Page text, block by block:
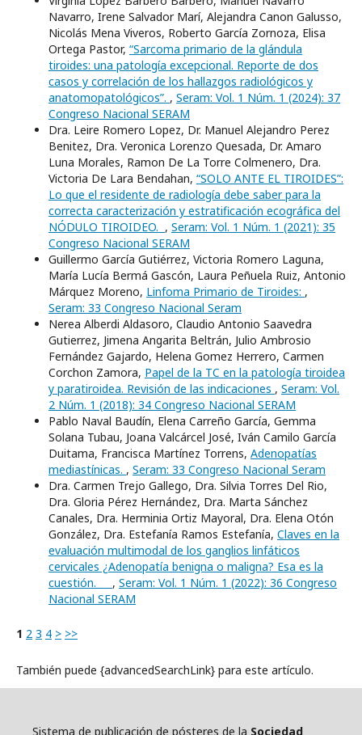
Navarro, Irene Salvador Marí, Alejandra Canon Galusso,
Nicolás Mena Viveros, Roberto García Zornoza, Elisa
Ortega Pastor, “Sarcoma primario de la glándula
tiroides: una patología excepcional. Reporte de dos
casos y correlación de los hallazgos radiológicos y
anatomopatológicos”. , Seram: Vol. 1 Núm. 1 (2024): 37
Congreso Nacional SERAM
Dra. Leire Romero Lopez, Dr. Manuel Alejandro Perez
Benitez, Dra. Veronica Lorenzo Quesada, Dr. Amaro
Luna Morales, Ramon De La Torre Colmenero, Dra.
Victoria De Lara Bendahan, “SOLO ANTE EL TIROIDES”:
Lo que el residente de radiología debe saber para la
correcta caracterización y estratificación ecográfica del
NÓDULO TIROIDEO. , Seram: Vol. 1 Núm. 1 (2021): 35
Congreso Nacional SERAM
Guillermo García Gutiérrez, Victoria Romero Laguna,
María Lucía Bermá Gascón, Laura Peñuela Ruiz, Antonio
Márquez Moreno, Linfoma Primario de Tiroides: ,
Seram: 33 Congreso Nacional Seram
Nerea Alberdi Aldasoro, Claudio Antonio Saavedra
Gutierrez, Jimena Angarita Beltrán, Julio Ambrosio
Fernández Gajardo, Helena Gomez Herrero, Carmen
Corchon Zamora, Papel de la TC en la patología tiroidea
y paratiroidea. Revisión de las indicaciones , Seram: Vol.
2 Núm. 1 (2018): 34 Congreso Nacional SERAM
Pablo Naval Baudín, Elena Carreño García, Gemma
Solana Tubau, Joana Valcárcel José, Iván Camilo García
Duitama, Francisca Martínez Torrens, Adenopatías
mediastínicas. , Seram: 33 Congreso Nacional Seram
Dra. Carmen Trejo Gallego, Dra. Silvia Torres Del Rio,
Dra. Gloria Pérez Hernández, Dra. Marta Sánchez
Canales, Dra. Herminia Ortiz Mayoral, Dra. Elena Otón
González, Dra. Estefanía Ramos Estefanía, Claves en la
evaluación multimodal de los ganglios linfáticos
cervicales ¿Adenopatía benigna o maligna? Esa es la
cuestión. , Seram: Vol. 1 Núm. 1 (2022): 36 Congreso
Nacional SERAM
1 2 3 4 > >>
También puede {advancedSearchLink} para este artículo.
Sistema de publicación de pósteres de la Sociedad